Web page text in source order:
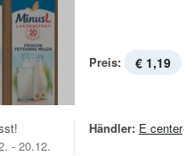
Preis: € 1,19
- 20.12.
Händler: E center